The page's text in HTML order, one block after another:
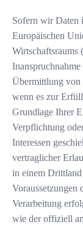
Sofern wir Daten
Europäischen
Wirtschaftsraums
Übermittlung von
wenn es zur
Grundlage Ihrer
Verpflichtung
Interessen
vertraglicher
in einem Drittland
Verarbeitung
wie der offiziell